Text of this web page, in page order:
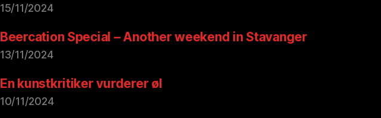
15/11/2024
Beercation Special – Another weekend in Stavanger
13/11/2024
En kunstkritiker vurderer øl
10/11/2024